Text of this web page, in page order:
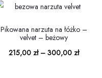
Pikowana narzuta na łóżko –
velvet – beżowy
215,00 zł – 300,00 złZakres